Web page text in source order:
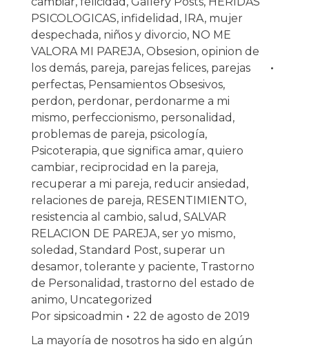
PSICOLOGICAS, infidelidad , IRA, mujer
despechada, niños y divorcio, NO ME
VALORA MI PAREJA, Obsesion, opinion de
los demás, pareja, parejas felices, parejas
perfectas, Pensamientos Obsesivos,
perdon, perdonar, perdonarme a mi
mismo, perfeccionismo, personalidad ,
problemas de pareja, psicología,
Psicoterapia, que significa amar, quiero
cambiar, reciprocidad en la pareja,
recuperar a mi pareja, reducir ansiedad ,
relaciones de pareja, RESENTIMIENTO,
resistencia al cambio, salud , SALVAR
RELACION DE PAREJA, ser yo mismo,
soledad , Standard Post, superar un
desamor, tolerante y paciente, Trastorno
de Personalidad , trastorno del estado de
animo, Uncategorized
Por sipsicoadmin
22 de agosto de 2019
La mayoría de nosotros ha sido en algún